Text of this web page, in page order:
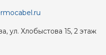
ул. Хлобыстова 15, 2 этаж